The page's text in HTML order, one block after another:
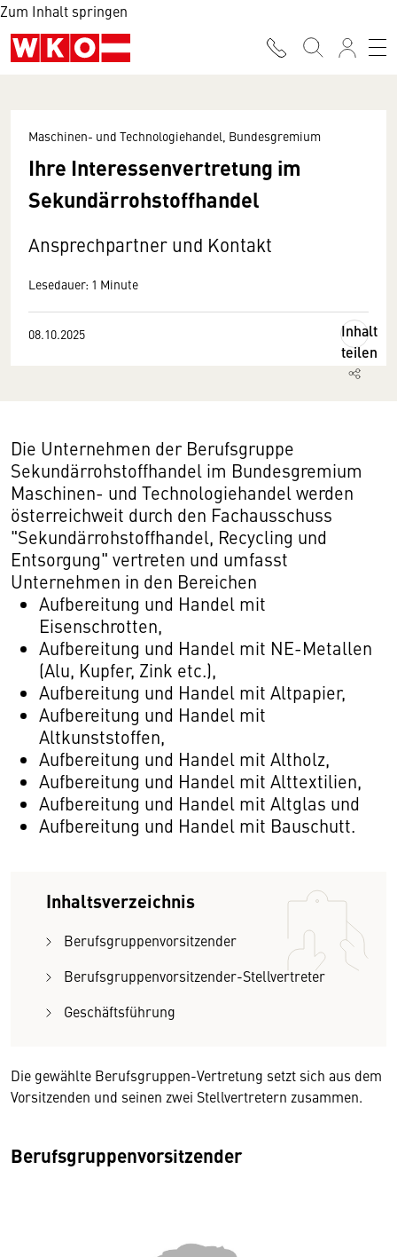
Zum Inhalt springen
Maschinen- und Technologiehandel, Bundesgremium
Ihre Interessenvertretung im
Sekundärrohstoffhandel
Ansprechpartner und Kontakt
Lesedauer: 1 Minute
08.10.2025
Inhalt
teilen
Die Unternehmen der Berufsgruppe
Sekundärrohstoffhandel im Bundesgremium
Maschinen- und Technologiehandel werden
österreichweit durch den Fachausschuss
"Sekundärrohstoffhandel, Recycling und
Entsorgung" vertreten und umfasst
Unternehmen in den Bereichen
Aufbereitung und Handel mit
Eisenschrotten,
Aufbereitung und Handel mit NE-Metallen
(Alu, Kupfer, Zink etc.),
Aufbereitung und Handel mit Altpapier,
Aufbereitung und Handel mit
Altkunststoffen,
Aufbereitung und Handel mit Altholz,
Aufbereitung und Handel mit Alttextilien,
Aufbereitung und Handel mit Altglas und
Aufbereitung und Handel mit Bauschutt.
Inhaltsverzeichnis
Berufsgruppenvorsitzender
Berufsgruppenvorsitzender-Stellvertreter
Geschäftsführung
Die gewählte Berufsgruppen-Vertretung setzt sich aus dem
Vorsitzenden und seinen zwei Stellvertretern zusammen.
Berufsgruppenvorsitzender